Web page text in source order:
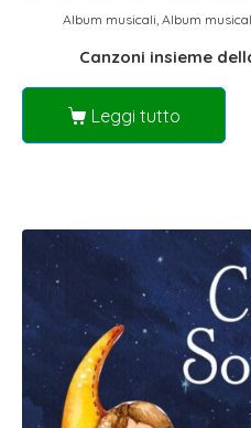
Album musicali, Album
Canzoni insieme
Leggi tutto